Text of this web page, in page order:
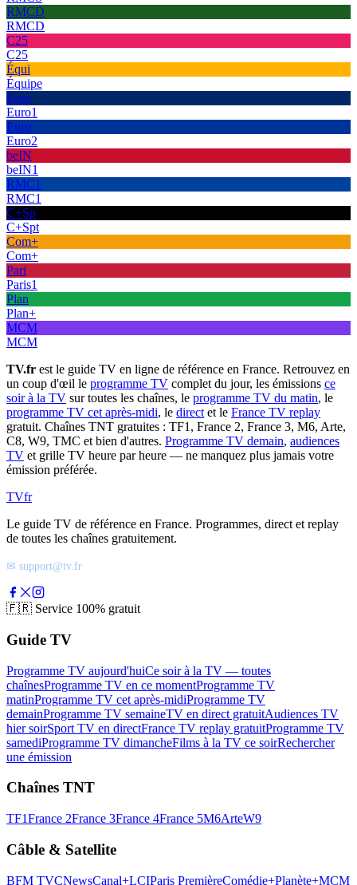
RMCD
RMCD
C25
C25
Équi
Équipe
Euro
Euro1
Euro
Euro2
beIN
beIN1
RMC1
RMC1
C+Sp
C+Spt
Com+
Com+
Pari
Paris1
Plan
Plan+
MCM
MCM
TV.fr est le guide TV en ligne de référence en France. Retrouvez en
un coup d'œil le programme TV complet du jour, les émissions ce
soir à la TV sur toutes les chaînes, le programme TV du matin, le
programme TV cet après-midi, le direct et le France TV replay
gratuit. Chaînes TNT gratuites : TF1, France 2, France 3, M6, Arte,
C8, W9, TMC et bien d'autres. Programme TV demain, audiences
TV et grille TV heure par heure — ne manquez plus jamais votre
émission préférée.
TVfr
Le guide TV de référence en France. Programmes, direct et replay
de toutes les chaînes gratuitement.
✉ support@tv.fr
🇫🇷 Service 100% gratuit
Guide TV
Programme TV aujourd'huiCe soir à la TV — toutes
chaînesProgramme TV en ce momentProgramme TV
matinProgramme TV cet après-midiProgramme TV
demainProgramme TV semaineTV en direct gratuitAudiences TV
hier soirSport TV en directFrance TV replay gratuitProgramme TV
samediProgramme TV dimancheFilms à la TV ce soirRechercher
une émission
Chaînes TNT
TF1France 2France 3France 4France 5M6ArteW9
Câble & Satellite
BFM TVCNewsCanal+LCIParis PremièreComédie+Planète+MCM